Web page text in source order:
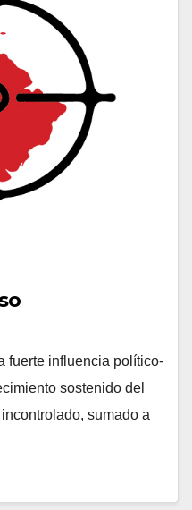
fuerte influencia político-
sostenido del
sumado a